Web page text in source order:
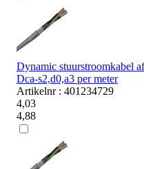
Dynamic stuurstroomkabel
Dca-s2,d0,a3 per meter
Artikelnr : 401234729
4,03
4,88